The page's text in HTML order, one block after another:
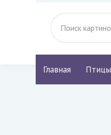
Главная Птицы